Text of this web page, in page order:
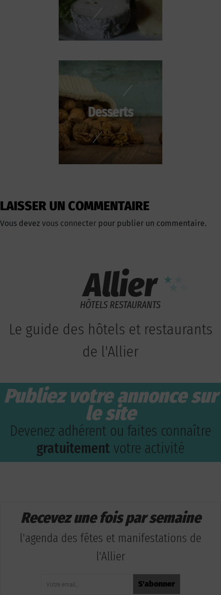
Desserts
LAISSER UN COMMENTAIRE
Vous devez vous connecter pour publier un commentaire.
Le guide des hôtels et restaurants
de l'Allier
Publiez votre annonce sur
le site
Devenez adhérent ou faites connaître
gratuitement votre activité
Recevez une fois par semaine
l'agenda des fêtes et manifestations de
l'Allier